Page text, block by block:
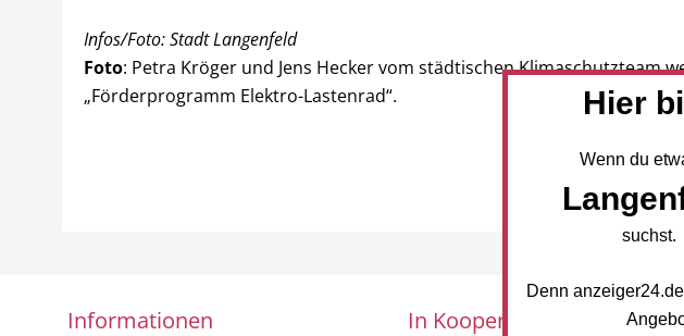
Infos/Foto: Stadt Langenfeld
Foto: Petra Kröger und Jens Hecker vom städtischen Klimaschutzteam
„Förderprogramm Elektro-Lastenrad“.
Informationen In Kooperation mit:
Hier
Wenn du
suchst.
Denn